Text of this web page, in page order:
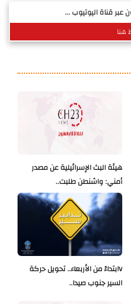
عبر قناة اليوتيوب ...
هنا
هيئة البث الإسرائيلية عن مصدر
أمني: واشنطن طلبت..
Vابتداءً من الأربعاء.. تحويل حركة
السير جنوب صيدا..